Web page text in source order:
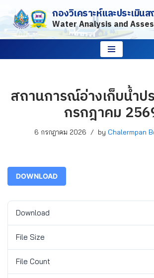
Skip
to
กองวิเคราะห์และประเมิ
Water Analysis and
สถานการณ์อ่างเก็บน้ำป
กรกฎาคม
6 กรกฎาคม 2026 by Chalermpan
DOWNLOAD
Download
File Size
File Count